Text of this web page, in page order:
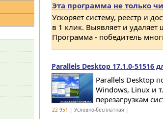
Эта программа не только
Ускоряет систему, реестр и
в 1 клик. Выявляет и
Программа - победитель
Parallels Desktop 17.1.0-51516
Parallels Desktop
Windows, Linux и
перезагрузкам
22 951 | Условно-бесплатная |